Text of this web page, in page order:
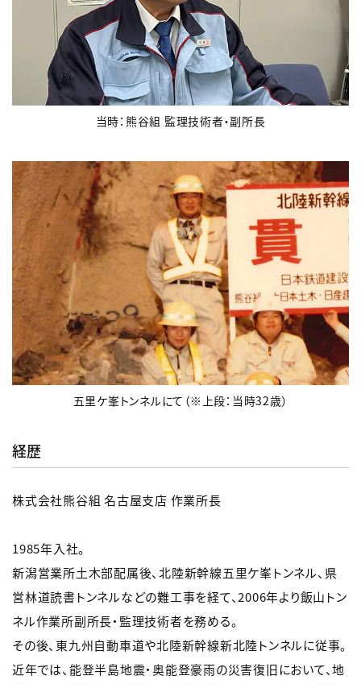
当時：熊谷組 監理技術者・副所長
五里ケ峯トンネルにて（※上段：当時32歳）
経歴
株式会社熊谷組 名古屋支店 作業所長
1985年入社。
新潟営業所土木部配属後、北陸新幹線五里ケ峯トンネル、県
営林道読書トンネルなどの難工事を経て、2006年より飯山トン
ネル作業所副所長・監理技術者を務める。
その後、東九州自動車道や北陸新幹線新北陸トンネルに従事。
近年では、能登半島地震・奥能登豪雨の災害復旧において、地